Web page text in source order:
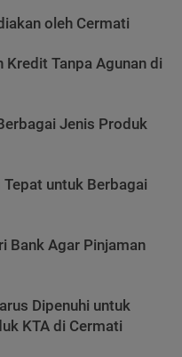
oleh Cermati
Kredit Tanpa Agunan di
Jenis Produk
untuk Berbagai
Bank Agar Pinjaman
Dipenuhi untuk
KTA di Cermati